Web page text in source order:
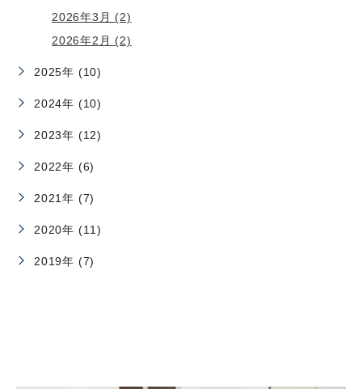
2026年3月 (2)
2026年2月 (2)
2025年 (10)
2024年 (10)
2023年 (12)
2022年 (6)
2021年 (7)
2020年 (11)
2019年 (7)